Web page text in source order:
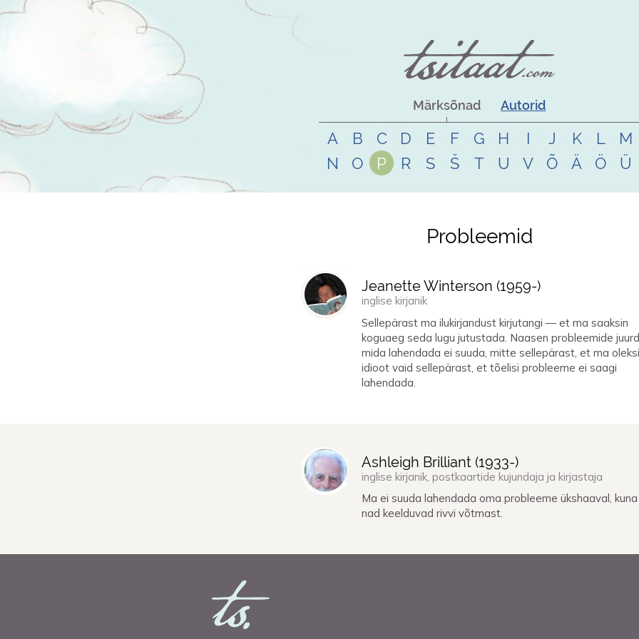
Märksõnad Autorid
A B C D E F G H I J K L
M
N
O P R S Š T U V Õ Ä Ö Ü
Probleemid
Jeanette Winterson (1959-)
inglise kirjanik
Sellepärast ma ilukirjandust kirjutangi — et ma saaksin
koguaeg seda lugu jutustada. Naasen probleemide
mida lahendada ei suuda, mitte sellepärast, et ma
idioot vaid sellepärast, et tõelisi probleeme ei saagi
lahendada.
Ashleigh Brilliant (1933-)
inglise kirjanik, postkaartide kujundaja ja kirjastaja
Ma ei suuda lahendada oma probleeme ükshaaval, kuna
nad keelduvad rivvi võtmast.